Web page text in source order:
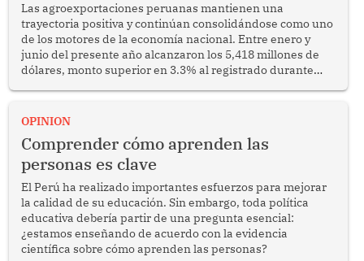
Las agroexportaciones peruanas mantienen una
trayectoria positiva y continúan consolidándose como uno
de los motores de la economía nacional. Entre enero y
junio del presente año alcanzaron los 5,418 millones de
dólares, monto superior en 3.3% al registrado durante
competir en los mercados internacionales y generar
país.
OPINION
Comprender cómo aprenden las
personas es clave
El Perú ha realizado importantes esfuerzos para mejorar
la calidad de su educación. Sin embargo, toda política
educativa debería partir de una pregunta esencial:
¿estamos enseñando de acuerdo con la evidencia
científica sobre cómo aprenden las personas?